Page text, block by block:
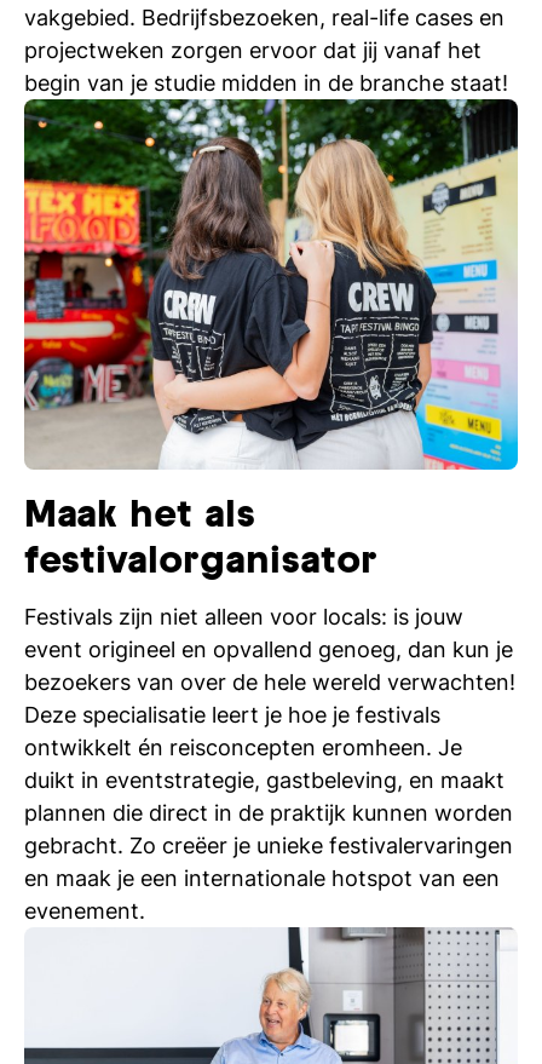
vakgebied. Bedrijfsbezoeken, real-life cases en
projectweken zorgen ervoor dat jij vanaf het
begin van je studie midden in de branche staat!
Maak het als
festivalorganisator
Festivals zijn niet alleen voor locals: is jouw
event origineel en opvallend genoeg, dan kun je
bezoekers van over de hele wereld verwachten!
Deze specialisatie leert je hoe je festivals
ontwikkelt én reisconcepten eromheen. Je
duikt in eventstrategie, gastbeleving, en maakt
plannen die direct in de praktijk kunnen worden
gebracht. Zo creëer je unieke festivalervaringen
en maak je een internationale hotspot van een
evenement.